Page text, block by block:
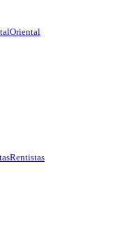
Oriental
Rentistas